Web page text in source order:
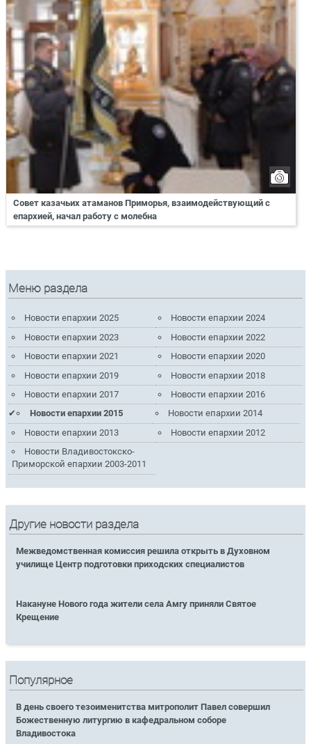
Совет казачьих атаманов Приморья, взаимодействующий с
епархией, начал работу с молебна
Меню раздела
Новости епархии 2025
Новости епархии 2024
Новости епархии 2023
Новости епархии 2022
Новости епархии 2021
Новости епархии 2020
Новости епархии 2019
Новости епархии 2018
Новости епархии 2017
Новости епархии 2016
Новости епархии 2015
Новости епархии 2014
Новости епархии 2013
Новости епархии 2012
Новости Владивостокско-
Приморской епархии 2003-2011
Другие новости раздела
Межведомственная комиссия решила открыть в Духовном
училище Центр подготовки приходских специалистов
Накануне Нового года жители села Амгу приняли Святое
Крещение
Популярное
В день своего тезоименитства митрополит Павел совершил
Божественную литургию в кафедральном соборе
Владивостока